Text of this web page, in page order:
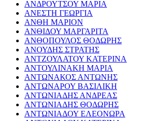
ΑΝΔΡΟΥΤΣΟΥ ΜΑΡΙΑ
ΑΝΕΣΤΗ ΓΕΩΡΓΙΑ
ΑΝΘΗ ΜΑΡΙΟΝ
ΑΝΘΙΔΟΥ ΜΑΡΓΑΡΙΤΑ
ΑΝΘΟΠΟΥΛΟΣ ΘΟΔΩΡΗΣ
ΑΝΟΥΔΗΣ ΣΤΡΑΤΗΣ
ΑΝΤΖΟΥΛΑΤΟΥ ΚΑΤΕΡΙΝΑ
ΑΝΤΟΥΛΙΝΑΚΗ ΜΑΡΙΑ
ΑΝΤΩΝΑΚΟΣ ΑΝΤΩΝΗΣ
ΑΝΤΩΝΑΡΟΥ ΒΑΣΙΛΙΚΗ
ΑΝΤΩΝΙΑΔΗΣ ΑΝΔΡΕΑΣ
ΑΝΤΩΝΙΑΔΗΣ ΘΟΔΩΡΗΣ
ΑΝΤΩΝΙΑΔΟΥ ΕΛΕΟΝΩΡΑ